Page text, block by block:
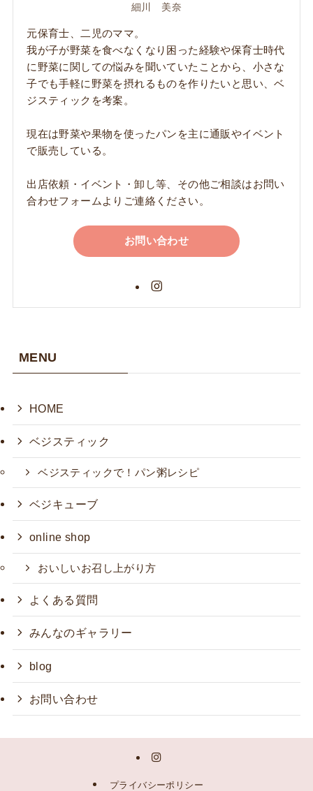
細川 美奈
元保育士、二児のママ。
我が子が野菜を食べなくなり困った経験や保育士時代
に野菜に関しての悩みを聞いていたことから、小さな
子でも手軽に野菜を摂れるものを作りたいと思い、ベ
ジスティックを考案。
現在は野菜や果物を使ったパンを主に通販やイベント
で販売している。
出店依頼・イベント・卸し等、その他ご相談はお問い
合わせフォームよりご連絡ください。
お問い合わせ
MENU
HOME
ベジスティック
ベジスティックで！パン粥レシピ
ベジキューブ
online shop
おいしいお召し上がり方
よくある質問
みんなのギャラリー
blog
お問い合わせ
プライバシーポリシー